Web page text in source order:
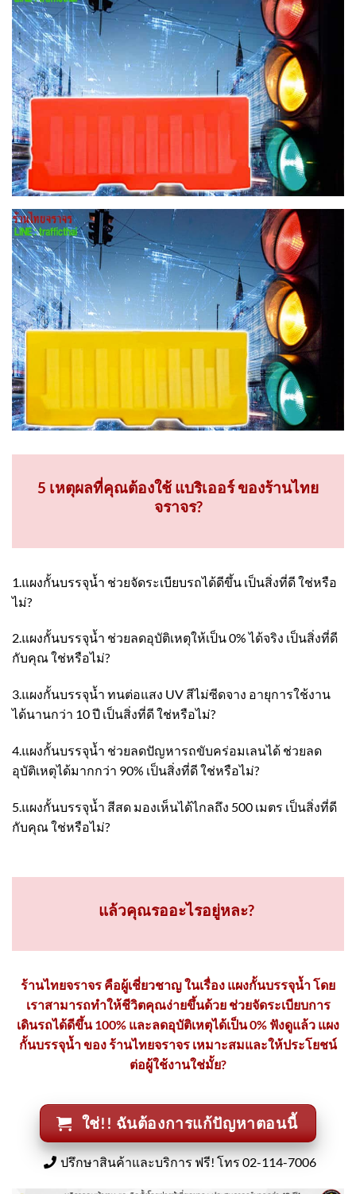
5 เหตุผลที่คุณต้องใช้ แบริเออร์ ของร้านไทย
จราจร?
1.แผงกั้นบรรจุน้ำ ช่วยจัดระเบียบรถได้ดีขึ้น เป็นสิ่งที่ดี ใช่หรือ
ไม่?
2.แผงกั้นบรรจุน้ำ ช่วยลดอุบัติเหตุให้เป็น 0% ได้จริง เป็นสิ่งที่ดี
กับคุณ ใช่หรือไม่?
3.แผงกั้นบรรจุน้ำ ทนต่อแสง UV สีไม่ซีดจาง อายุการใช้งาน
ได้นานกว่า 10 ปี เป็นสิ่งที่ดี ใช่หรือไม่?
4.แผงกั้นบรรจุน้ำ ช่วยลดปัญหารถขับคร่อมเลนได้ ช่วยลด
อุบัติเหตุได้มากกว่า 90% เป็นสิ่งที่ดี ใช่หรือไม่?
5.แผงกั้นบรรจุน้ำ สีสด มองเห็นได้ไกลถึง 500 เมตร เป็นสิ่งที่ดี
กับคุณ ใช่หรือไม่?
แล้วคุณรออะไรอยู่หละ?
ร้านไทยจราจร คือผู้เชี่ยวชาญ ในเรื่อง แผงกั้นบรรจุน้ำ โดย
เราสามารถทำให้ชีวิตคุณง่ายขึ้นด้วย ช่วยจัดระเบียบการ
เดินรถได้ดีขึ้น 100% และลดอุบัติเหตุได้เป็น 0% ฟังดูแล้ว แผง
กั้นบรรจุน้ำ ของ ร้านไทยจราจร เหมาะสมและให้ประโยชน์
ต่อผู้ใช้งานใช่มั้ย?
ใช่!! ฉันต้องการแก้ปัญหาตอนนี้
ปรึกษาสินค้าและบริการ ฟรี! โทร 02-114-7006